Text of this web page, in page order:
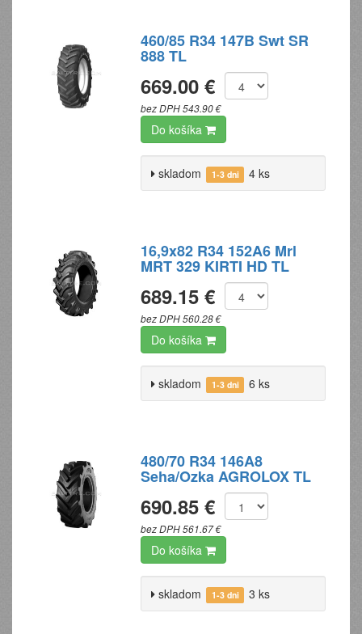
460/85 R34 147B Swt SR
888 TL
669.00 €
bez DPH 543.90 €
Do košíka
skladom 1-3 dni 4 ks
16,9x82 R34 152A6 Mrl
MRT 329 KIRTI HD TL
689.15 €
bez DPH 560.28 €
Do košíka
skladom 1-3 dni 6 ks
480/70 R34 146A8
Seha/Ozka AGROLOX TL
690.85 €
bez DPH 561.67 €
Do košíka
skladom 1-3 dni 3 ks